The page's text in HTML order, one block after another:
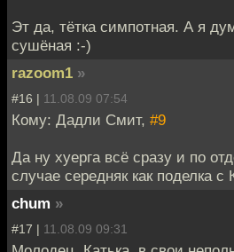
Эт да, тётка симпотная. А я
сушёная :-)
razoom1 »
#16 | 11.08.09 07:54
Кому: Дадли Смит, #9
Да ну хуерга всё сразу и по
случае середняк как поделка с
chum »
#17 | 11.08.09 09:31